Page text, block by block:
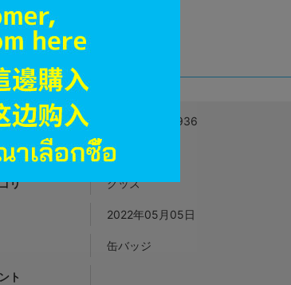
4573548961936
L06987122
リ グッズ
2022年05月05日
缶バッジ
ト